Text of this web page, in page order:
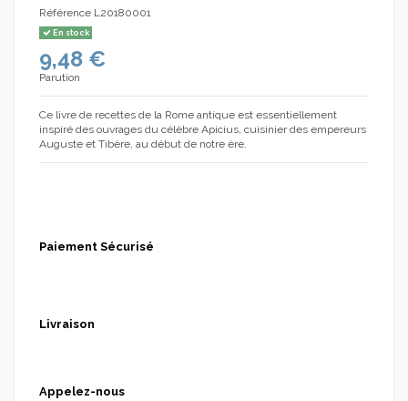
Référence L20180001
En stock
9,48 €
Parution
Ce livre de recettes de la Rome antique est essentiellement
inspiré des ouvrages du célèbre Apicius, cuisinier des empereurs
Auguste et Tibère, au début de notre ère.
Paiement Sécurisé
Livraison
Appelez-nous